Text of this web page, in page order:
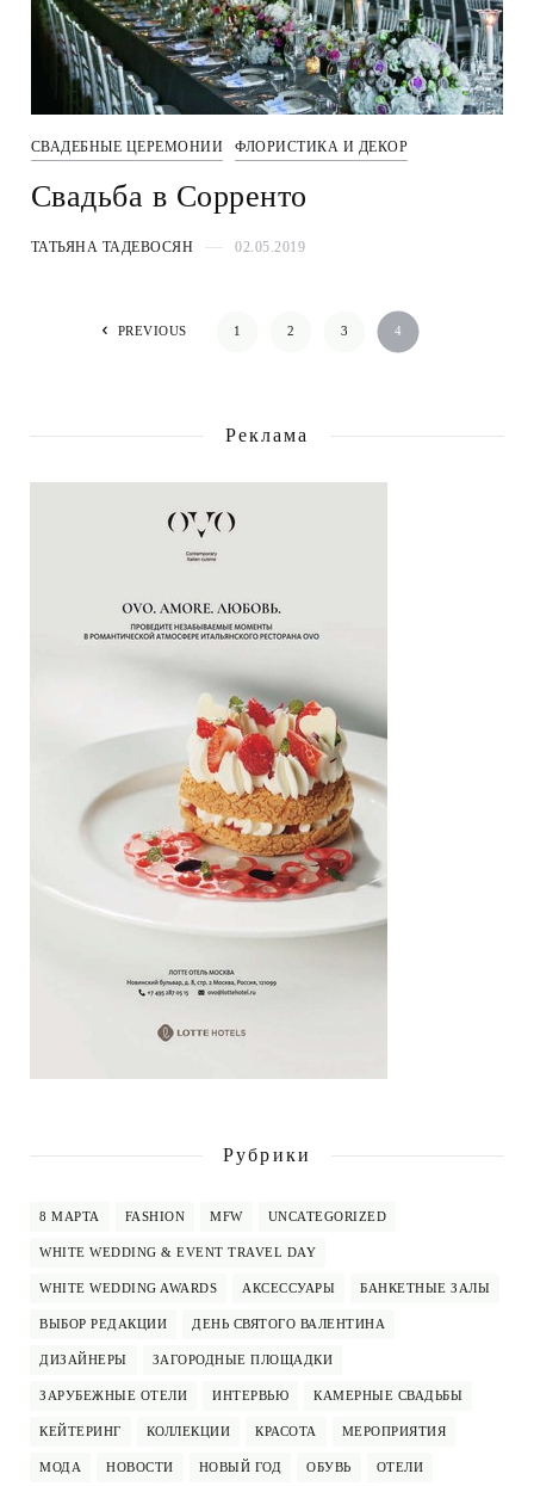
СВАДЕБНЫЕ ЦЕРЕМОНИИ ФЛОРИСТИКА И ДЕКОР
Свадьба в Сорренто
ТАТЬЯНА ТАДЕВОСЯН 02.05.2019
PREVIOUS 1 2 3 4
Реклама
Рубрики
8 МАРТА FASHION MFW UNCATEGORIZED
WHITE WEDDING & EVENT TRAVEL DAY
WHITE WEDDING AWARDS АКСЕССУАРЫ БАНКЕТНЫЕ ЗАЛЫ
ВЫБОР РЕДАКЦИИ ДЕНЬ СВЯТОГО ВАЛЕНТИНА
ДИЗАЙНЕРЫ ЗАГОРОДНЫЕ ПЛОЩАДКИ
ЗАРУБЕЖНЫЕ ОТЕЛИ ИНТЕРВЬЮ КАМЕРНЫЕ СВАДЬБЫ
КЕЙТЕРИНГ КОЛЛЕКЦИИ КРАСОТА МЕРОПРИЯТИЯ
МОДА НОВОСТИ НОВЫЙ ГОД ОБУВЬ ОТЕЛИ